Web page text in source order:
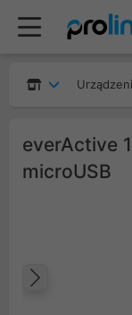
everActive
microUSB